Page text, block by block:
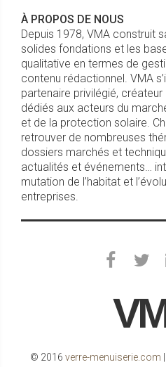
À PROPOS DE NOUS
Depuis 1978, VMA construit
solides fondations et les
qualitative en termes de
contenu rédactionnel. VMA
partenaire privilégié,
dédiés aux acteurs du
et de la protection solaire.
retrouver de nombreuses
dossiers marchés et
actualités et événements…
mutation de l’habitat et
entreprises.
© 2016 verre-menuiserie.com